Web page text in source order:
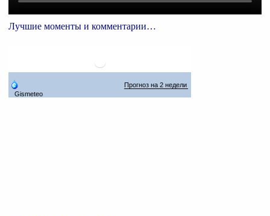
Лучшие моменты и комментарии…